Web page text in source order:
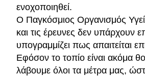
ενοχοποιηθεί.
Ο Παγκόσμιος Οργανισμός
και τις έρευνες δεν υπάρχουν
υπογραμμίζει πως απαιτείται
Εφόσον το τοπίο είναι ακόμα
λάβουμε όλοι τα μέτρα μας,